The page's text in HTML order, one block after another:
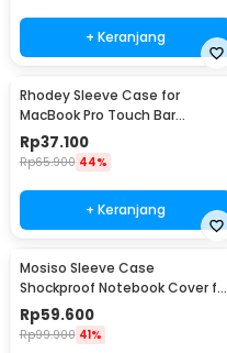
+ Keranjang
Rhodey Sleeve Case for
MacBook Pro Touch Bar
Neoprene with Pouch 13 Inch -
YG6005
Rp37.100
Rp65.900 44%
+ Keranjang
Mosiso Sleeve Case
Shockproof Notebook Cover for
Laptop 13 Inch - C0412
Rp59.600
Rp99.900 41%